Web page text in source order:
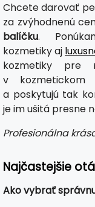
Chcete darovať
za zvýhodnenú
balíčku.
kozmetiky aj
kozmetiky pre
v
a poskytujú tak
je im ušitá presne
Profesionálna
Najčastejšie
Ako vybrať